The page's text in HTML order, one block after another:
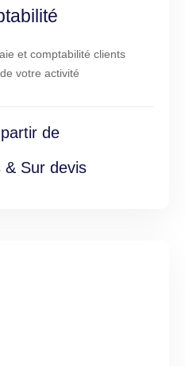
et comptabilité clients
votre activité
de
& Sur devis